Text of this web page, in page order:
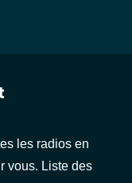
les radios en
vous. Liste des